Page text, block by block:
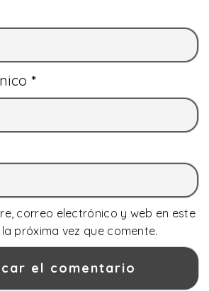
*
correo electrónico y web en este
próxima vez que comente.